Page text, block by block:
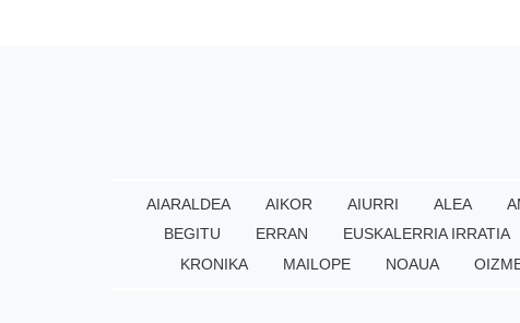
AIARALDEA AIKOR AIURRI ALEA
BEGITU
ERRAN EUSKALERRIA IRRATIA
KRONIKA
MAILOPE NOAUA